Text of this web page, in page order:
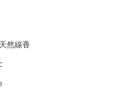
然線香